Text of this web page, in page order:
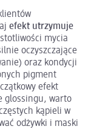
efekt utrzymuje
mycia
oczyszczające
oraz kondycji
pigment
efekt
glossingu, warto
kąpieli w
odżywki i maski